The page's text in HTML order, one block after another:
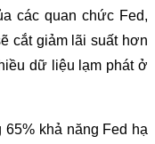
các quan chức Fed,
cắt giảm lãi suất hơn
dữ liệu lạm phát ở
khả năng Fed hạ